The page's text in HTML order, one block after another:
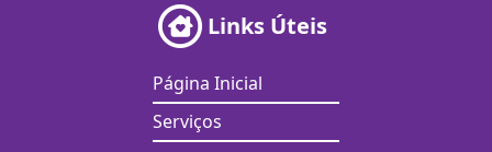
Links Úteis
Página Inicial
Serviços